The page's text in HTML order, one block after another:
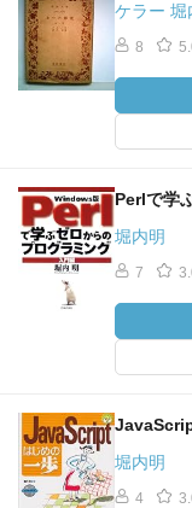
ケラー 堀
8
Perlで学
堀内明
7
堀内明
4